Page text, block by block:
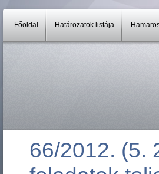
Főoldal Határozatok listája
66/2012. (5.